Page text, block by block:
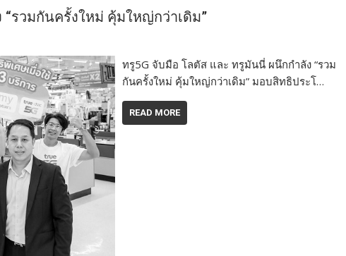
รวมกันครั้งใหม่ คุ้มใหญ่กว่าเดิม”
ทรู5G จับมือ โลตัส และ ทรูมันนี่ ผนึกกำลัง “รวม
กันครั้งใหม่ คุ้มใหญ่กว่าเดิม” มอบสิทธิประโ…
READ MORE